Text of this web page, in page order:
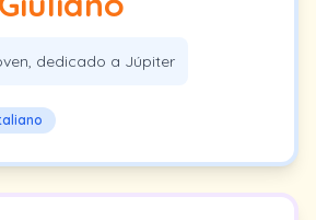
dedicado a Júpiter